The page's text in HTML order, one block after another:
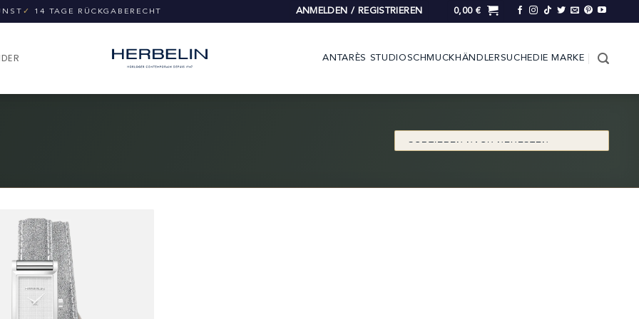
✓ 14 TAGE RÜCKGABERECHT ANMELDEN / REGISTRIEREN 0,00 €
ANTARÈS STUDIOSCHMUCK HÄNDLERSUCHE DIE MARKE